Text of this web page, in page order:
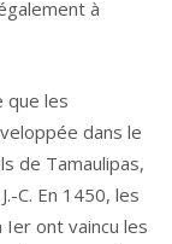
à
que les
dans le
de Tamaulipas,
C. En 1450, les
ont vaincu les